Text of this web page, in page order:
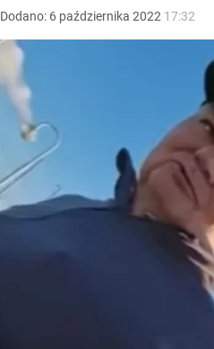
Dodano: 6 października 2022 17:32